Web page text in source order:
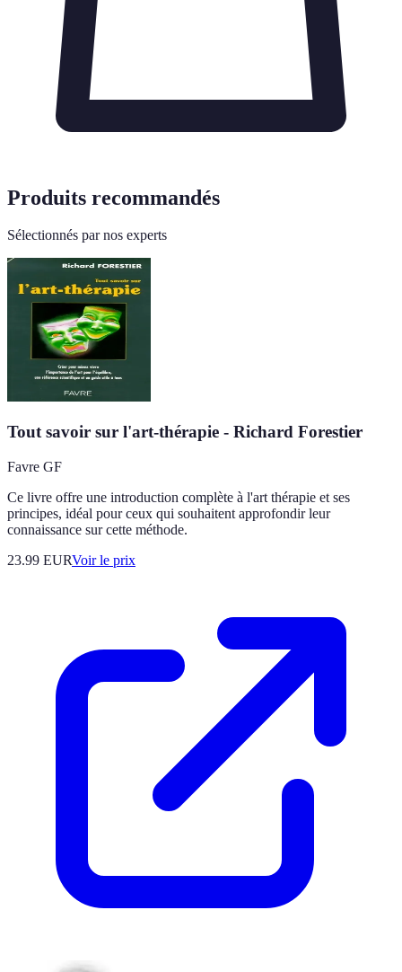
Produits recommandés
Sélectionnés par nos experts
Tout savoir sur l'art-thérapie - Richard Forestier
Favre GF
Ce livre offre une introduction complète à l'art thérapie et ses
principes, idéal pour ceux qui souhaitent approfondir leur
connaissance sur cette méthode.
23.99 EURVoir le prix